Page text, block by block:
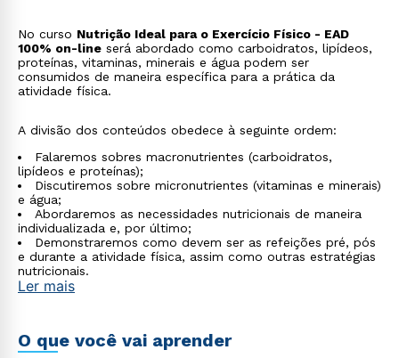
No curso Nutrição Ideal para o Exercício Físico - EAD
100% on-line será abordado como carboidratos, lipídeos,
proteínas, vitaminas, minerais e água podem ser
consumidos de maneira específica para a prática da
atividade física.
A divisão dos conteúdos obedece à seguinte ordem:
Falaremos sobres macronutrientes (carboidratos,
lipídeos e proteínas);
Discutiremos sobre micronutrientes (vitaminas e minerais)
e água;
Abordaremos as necessidades nutricionais de maneira
individualizada e, por último;
Demonstraremos como devem ser as refeições pré, pós
e durante a atividade física, assim como outras estratégias
nutricionais.
Ler mais
O que você vai aprender